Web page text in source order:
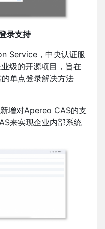
录支持
Service，中央认证服
级的开源项目，旨在
单点登录解决方法
增对Apereo CAS的支
来实现企业内部系统